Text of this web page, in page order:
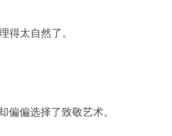
得太自然了。
偏偏选择了致敬艺术。